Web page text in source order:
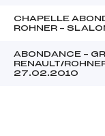
CHAPELLE
ROHNER –
ABONDANCE –
RENAULT/
27.02.2010